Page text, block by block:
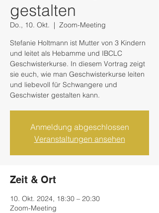
gestalten
Do., 10. Okt.
  |
Zoom-Meeting
Stefanie Holtmann ist Mutter von 3 Kindern
und leitet als Hebamme und IBCLC
Geschwisterkurse. In diesem Vortrag zeigt
sie euch, wie man Geschwisterkurse leiten
und liebevoll für Schwangere und
Geschwister gestalten kann.
Anmeldung abgeschlossen
Veranstaltungen ansehen
Zeit & Ort
10. Okt. 2024, 18:30 – 20:30
Zoom-Meeting